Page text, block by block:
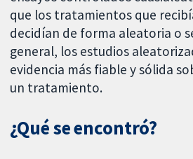
que los tratamientos que
decidían de forma aleatoria o
general, los estudios
evidencia más fiable y sólida
un tratamiento.
¿Qué se encontró?